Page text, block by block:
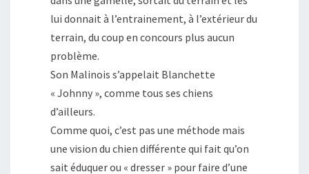
lui donnait à l’entrainement, à l’extérieur du
terrain, du coup en concours plus aucun
problème.
Son Malinois s’appelait Blanchette
« Johnny », comme tous ses chiens
d’ailleurs.
Comme quoi, c’est pas une méthode mais
une vision du chien différente qui fait qu’on
sait éduquer ou « dresser » pour faire d’une